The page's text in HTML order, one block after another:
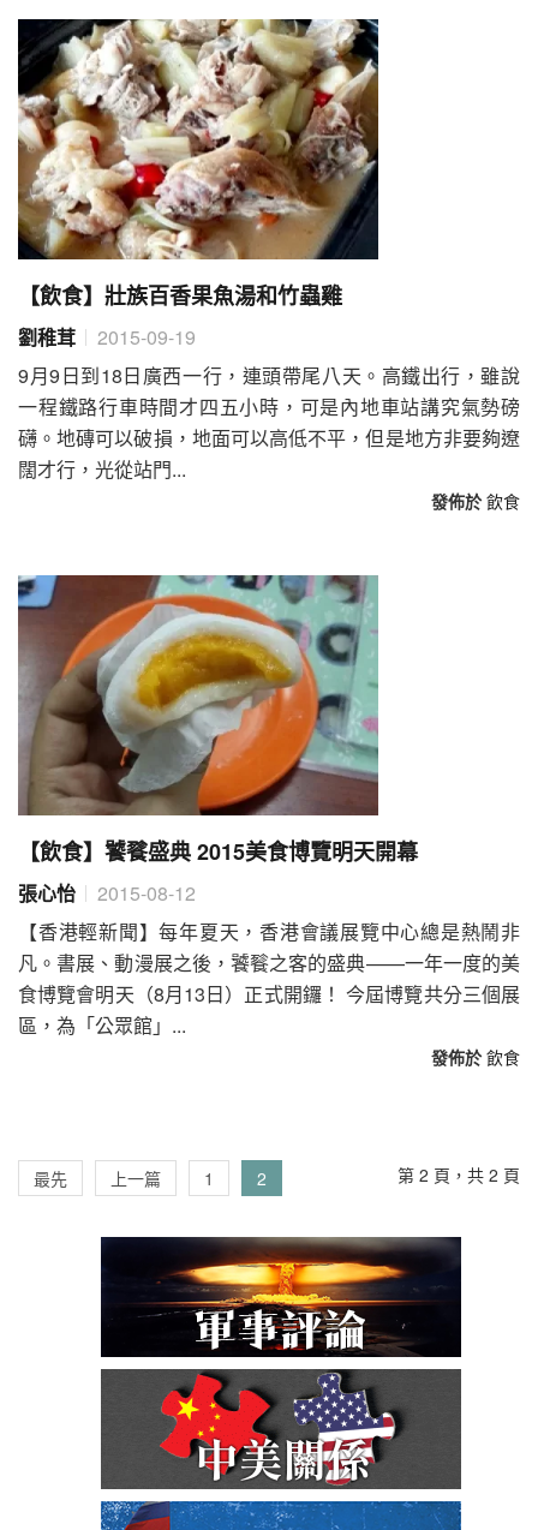
【飲食】壯族百香果魚湯和竹蟲雞
劉稚茸
2015-09-19
9月9日到18日廣西一行，連頭帶尾八天。高鐵出行，雖說
一程鐵路行車時間才四五小時，可是內地車站講究氣勢磅
礴。地磚可以破損，地面可以高低不平，但是地方非要夠遼
闊才行，光從站門...
發佈於 飲食
【飲食】饕餮盛典 2015美食博覽明天開幕
張心怡
2015-08-12
【香港輕新聞】每年夏天，香港會議展覽中心總是熱鬧非
凡。書展、動漫展之後，饕餮之客的盛典——一年一度的美
食博覽會明天（8月13日）正式開鑼！ 今屆博覽共分三個展
區，為「公眾館」...
發佈於 飲食
最先 上一篇 1 2 第 2 頁，共 2 頁